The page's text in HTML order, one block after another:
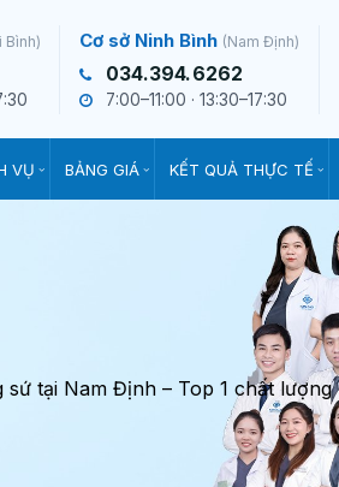
Bình) Cơ sở Ninh Bình (Nam Định)
034.394.6262
7:00–11:00 · 13:30–17:30
VỤ BẢNG GIÁ KẾT QUẢ THỰC TẾ
sứ tại Nam Định – Top 1 chất lượng